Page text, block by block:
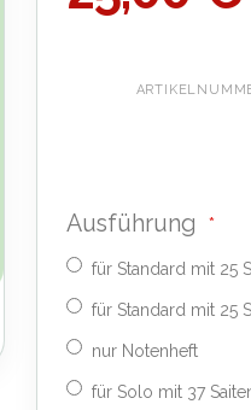
Ausführung
für Standard mit 25
für Standard mit 25
nur Notenheft
für Solo mit 37